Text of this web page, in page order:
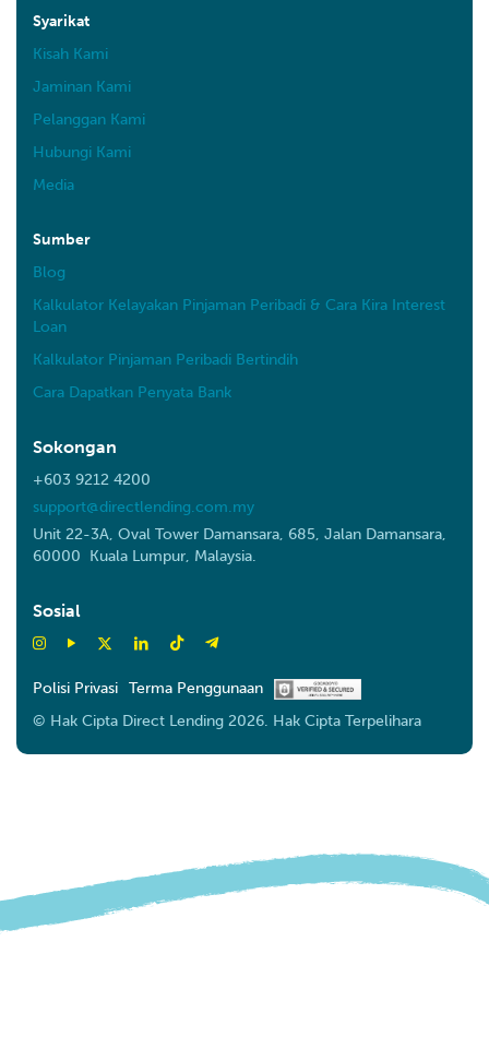
Syarikat
Kisah Kami
Jaminan Kami
Pelanggan Kami
Hubungi Kami
Media
Sokongan
+603 9212 4200
support@directlending.com.my
Unit 22-3A, Oval Tower Damansara, 685, Jalan Damansara,
60000 Kuala Lumpur, Malaysia.
Sumber
Blog
Kalkulator Kelayakan Pinjaman Peribadi & Cara Kira Interest
Loan
Kalkulator Pinjaman Peribadi Bertindih
Cara Dapatkan Penyata Bank
Sosial
© Hak Cipta Direct Lending 2026. Hak Cipta Terpelihara
Polisi Privasi Terma Penggunaan